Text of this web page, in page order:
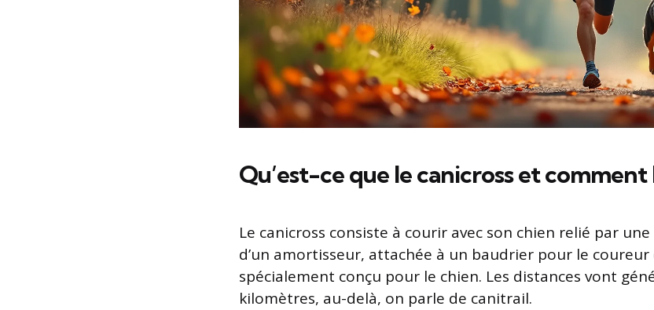
Qu’est-ce que le canicross et
Le canicross consiste à courir avec son chien relié par
d’un amortisseur, attachée à un baudrier pour le
spécialement conçu pour le chien. Les distances vont
kilomètres, au-delà, on parle de canitrail.